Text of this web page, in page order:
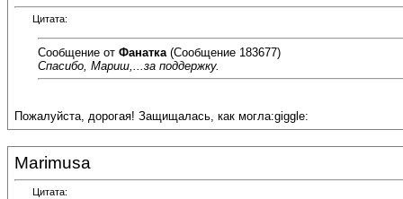
Цитата:
Сообщение от Фанатка (Сообщение 183677)
Спасибо, Мариш,...за поддержку.
Пожалуйста, дорогая! Защищалась, как могла:giggle:
Marimusa
Цитата: